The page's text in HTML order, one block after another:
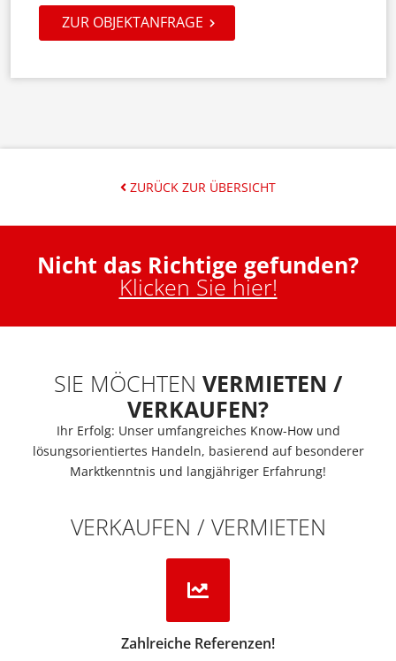
ZUR OBJEKTANFRAGE
ZURÜCK ZUR ÜBERSICHT
Nicht das Richtige gefunden?
Klicken Sie hier!
SIE MÖCHTEN VERMIETEN /
VERKAUFEN?
Ihr Erfolg: Unser umfangreiches Know-How und
lösungsorientiertes Handeln, basierend auf besonderer
Marktkenntnis und langjähriger Erfahrung!
VERKAUFEN / VERMIETEN
Zahlreiche Referenzen!